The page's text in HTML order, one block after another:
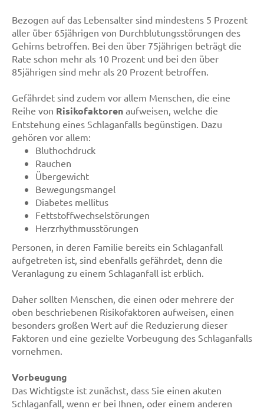
Bezogen auf das Lebensalter sind mindestens 5 Prozent
aller über 65jährigen von Durchblutungsstörungen des
Gehirns betroffen. Bei den über 75jährigen beträgt die
Rate schon mehr als 10 Prozent und bei den über
85jährigen sind mehr als 20 Prozent betroffen.
Gefährdet sind zudem vor allem Menschen, die eine
Reihe von Risikofaktoren aufweisen, welche die
Entstehung eines Schlaganfalls begünstigen. Dazu
gehören vor allem:
Bluthochdruck
Rauchen
Übergewicht
Bewegungsmangel
Diabetes mellitus
Fettstoffwechselstörungen
Herzrhythmusstörungen
Personen, in deren Familie bereits ein Schlaganfall
aufgetreten ist, sind ebenfalls gefährdet, denn die
Veranlagung zu einem Schlaganfall ist erblich.
Daher sollten Menschen, die einen oder mehrere der
oben beschriebenen Risikofaktoren aufweisen, einen
besonders großen Wert auf die Reduzierung dieser
Faktoren und eine gezielte Vorbeugung des Schlaganfalls
vornehmen.
Vorbeugung
Das Wichtigste ist zunächst, dass Sie einen akuten
Schlaganfall, wenn er bei Ihnen, oder einem anderen